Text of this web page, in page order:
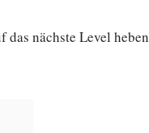
nächste Level heben